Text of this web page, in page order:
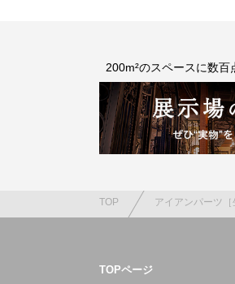
200m²のスペースに数百
TOP アイアンパーツ［
TOPページ